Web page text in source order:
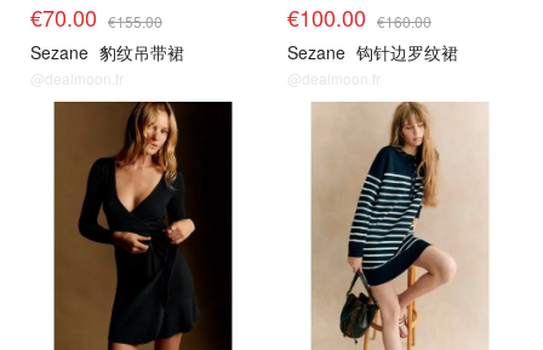
€70.00 €155.00
Sezane 豹纹吊带裙
@dealmoon.fr
€100.00 €160.00
Sezane 钩针边罗纹裙
@dealmoon.fr